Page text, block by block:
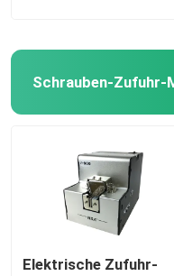
Schrauben-Zufuhr-
Elektrische Zufuhr-